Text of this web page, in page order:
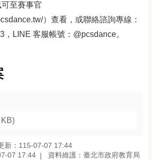
至賽事官
）查看，或聯絡諮詢專線：
， LINE 客服帳號： @pcsdance。
新：115-07-07 17:44
07 17:44
資料維護：臺北市政府教育局